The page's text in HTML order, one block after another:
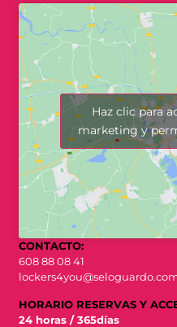
Haz clic para
marketing y
CONTACTO:
608 88 08 41
HORARIO RESERVAS Y
24 horas / 365días